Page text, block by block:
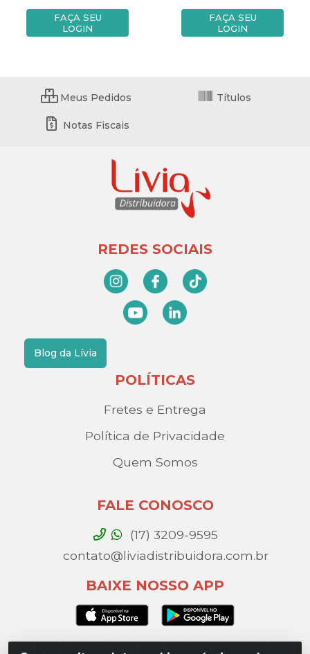
FAÇA SEU
LOGIN
FAÇA SEU
LOGIN
Meus Pedidos Títulos
Notas Fiscais
REDES SOCIAIS
Blog da Lívia
POLÍTICAS
Fretes e Entrega
Política de Privacidade
Quem Somos
FALE CONOSCO
(17) 3209-9595
contato@liviadistribuidora.com.br
BAIXE NOSSO APP